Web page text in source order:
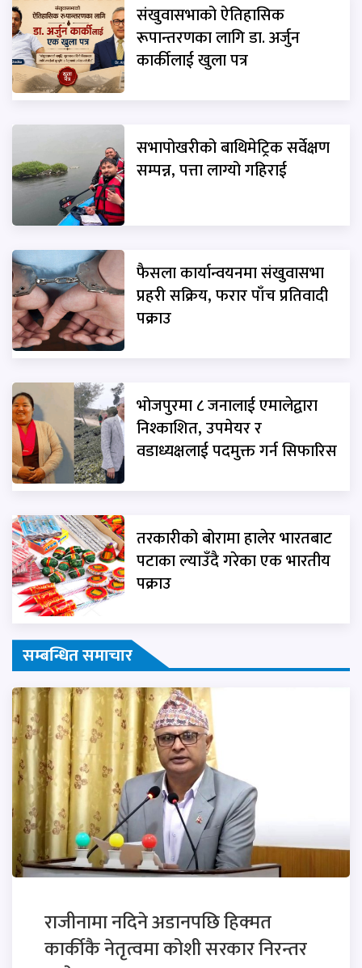
संखुवासभाको ऐतिहासिक
रूपान्तरणका लागि डा. अर्जुन
कार्कीलाई खुला पत्र
सभापोखरीको बाथिमेट्रिक सर्वेक्षण
सम्पन्न, पत्ता लाग्यो गहिराई
फैसला कार्यान्वयनमा संखुवासभा
प्रहरी सक्रिय, फरार पाँच प्रतिवादी
पक्राउ
भोजपुरमा ८ जनालाई एमालेद्वारा
निश्काशित, उपमेयर र
वडाध्यक्षलाई पदमुक्त गर्न सिफारिस
तरकारीको बोरामा हालेर भारतबाट
पटाका ल्याउँदै गरेका एक भारतीय
पक्राउ
सम्बन्धित समाचार
राजीनामा नदिने अडानपछि हिक्मत
कार्कीकै नेतृत्वमा कोशी सरकार निरन्तर